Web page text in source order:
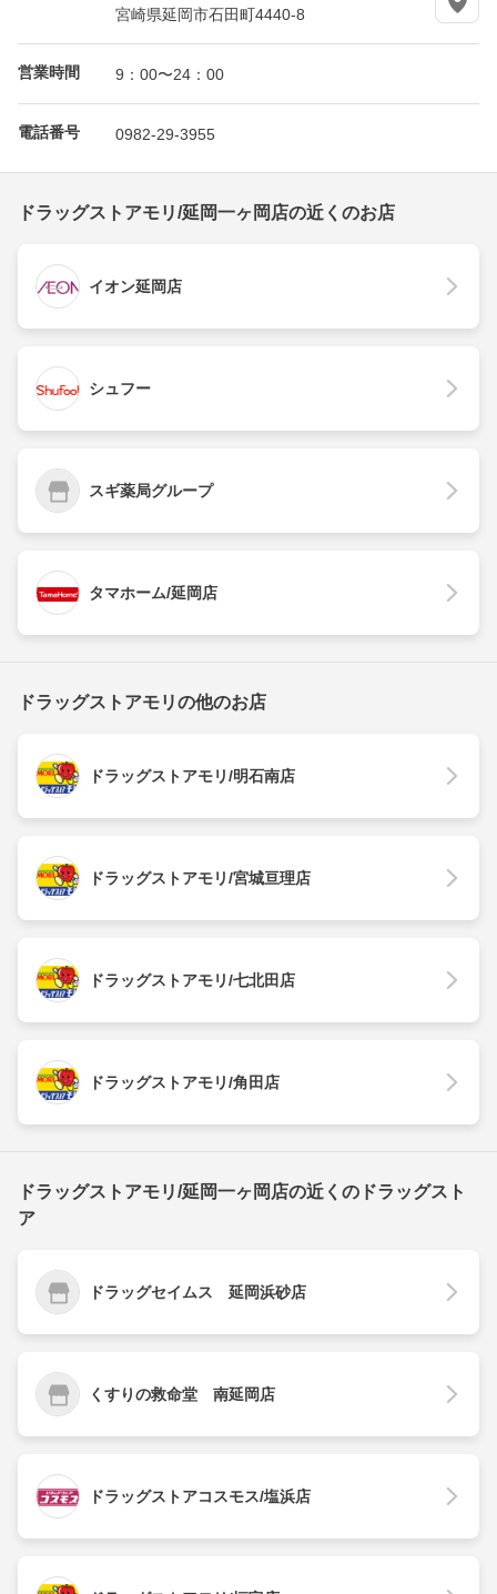
宮崎県延岡市石田町4440-8
営業時間 9：00〜24：00
電話番号 0982-29-3955
ドラッグストアモリ/延岡一ヶ岡店の近くのお店
イオン延岡店
シュフー
スギ薬局グループ
タマホーム/延岡店
ドラッグストアモリの他のお店
ドラッグストアモリ/明石南店
ドラッグストアモリ/宮城亘理店
ドラッグストアモリ/七北田店
ドラッグストアモリ/角田店
ドラッグストアモリ/延岡一ヶ岡店の近くのドラッグスト
ア
ドラッグセイムス 延岡浜砂店
くすりの救命堂 南延岡店
ドラッグストアコスモス/塩浜店